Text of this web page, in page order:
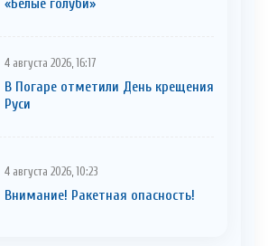
«Белые голуби»
4 августа 2026, 16:17
В Погаре отметили День крещения
Руси
4 августа 2026, 10:23
Внимание! Ракетная опасность!